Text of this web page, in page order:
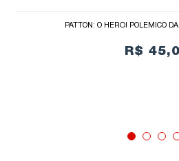
PATTON: O HERÓI POLÊMICO
R$